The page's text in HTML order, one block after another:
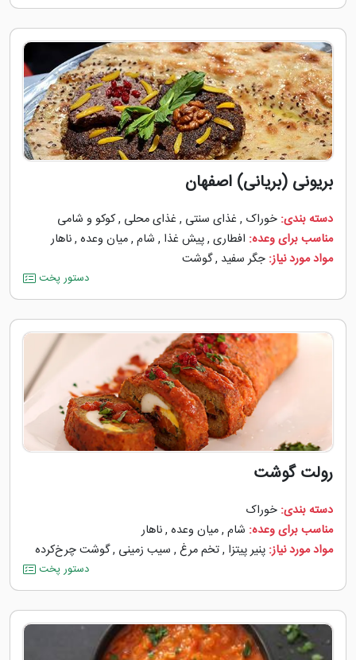
بریونی (بریانی) اصفهان
دسته بندی: خوراک , غذای سنتی , غذای محلی ,کوکو و شامی
مناسب برای وعده: افطاری ,پیش غذا , شام ,میان وعده ,ناهار
مواد مورد نیاز: جگر سفید ,گوشت
دستور پخت
رولت گوشت
دسته بندی: خوراک
مناسب برای وعده: شام ,میان وعده ,ناهار
مواد مورد نیاز: پنیر پیتزا ,تخم مرغ , سیب زمینی ,گوشت چرخ‌کرده
دستور پخت